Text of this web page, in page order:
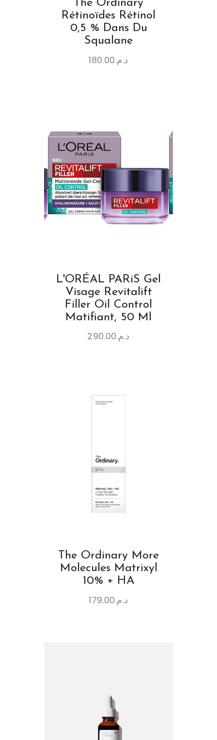
The Ordinary
Rétinoïdes Rétinol
0,5 % Dans Du
Squalane
د.م.180.00
L'ORÉAL PARiS Gel
Visage Revitalift
Filler Oil Control
Matifiant, 50 Ml
د.م.290.00
The Ordinary More
Molecules Matrixyl
10% + HA
د.م.179.00